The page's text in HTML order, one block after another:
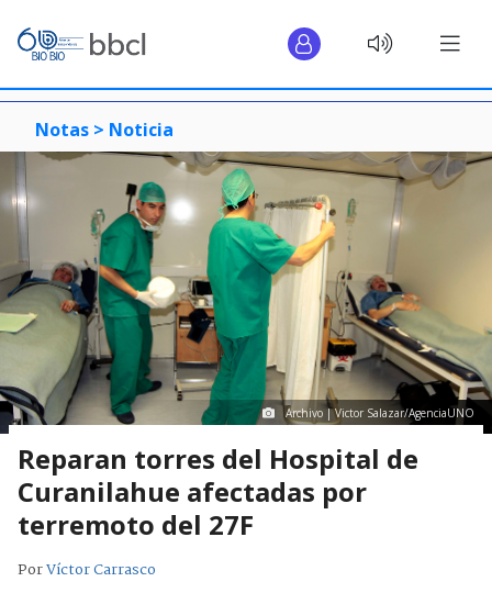
Notas > Noticia
Archivo | Victor Salazar/AgenciaUNO
Reparan torres del Hospital de
Curanilahue afectadas por
terremoto del 27F
PorVíctor Carrasco